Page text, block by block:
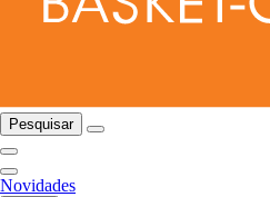
Pesquisar
Novidades